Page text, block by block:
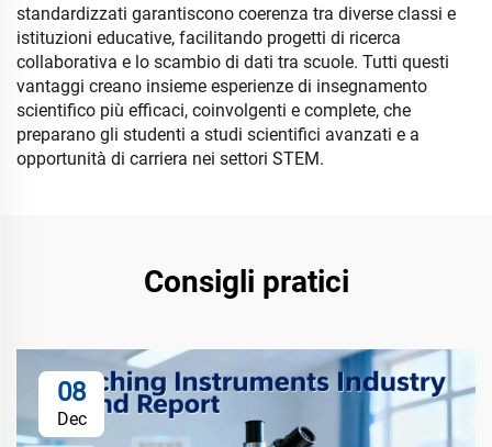
standardizzati garantiscono coerenza tra diverse classi e
istituzioni educative, facilitando progetti di ricerca
collaborativa e lo scambio di dati tra scuole. Tutti questi
vantaggi creano insieme esperienze di insegnamento
scientifico più efficaci, coinvolgenti e complete, che
preparano gli studenti a studi scientifici avanzati e a
opportunità di carriera nei settori STEM.
Consigli pratici
08
Dec